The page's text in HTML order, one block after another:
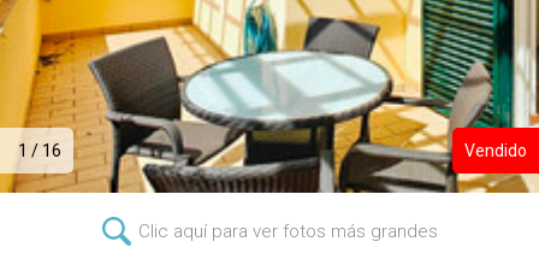
1 / 16 Vendido
Clic aquí para ver fotos más grandes